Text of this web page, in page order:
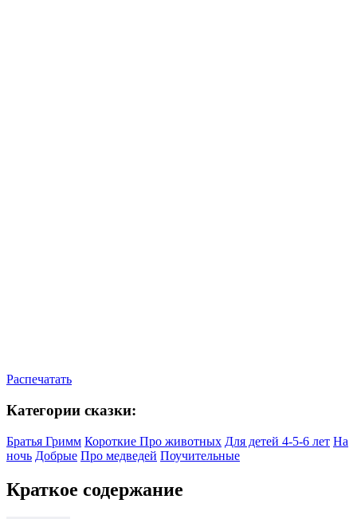
Распечатать
Категории сказки:
Братья Гримм Короткие Про животных Для детей 4-5-6 лет На
ночь Добрые Про медведей Поучительные
Краткое содержание